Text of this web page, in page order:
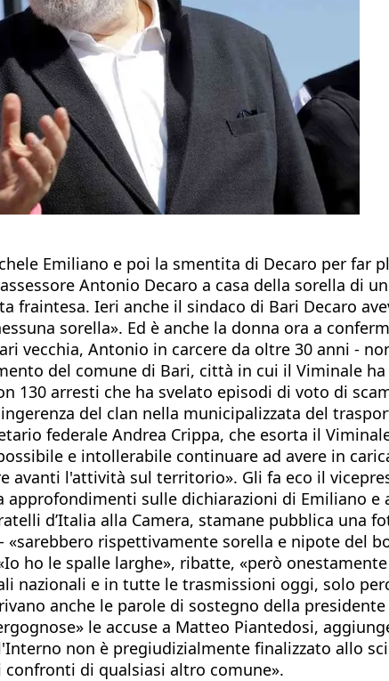
Emiliano e poi la smentita di Decaro per far
Antonio Decaro a casa della sorella di
fraintesa. Ieri anche il sindaco di Bari Decaro
sorella». Ed è anche la donna ora a
vecchia, Antonio in carcere da oltre 30 anni -
del comune di Bari, città in cui il Viminale
130 arresti che ha svelato episodi di voto di
del clan nella municipalizzata del
federale Andrea Crippa, che esorta il
e intollerabile continuare ad avere in
avanti l'attività sul territorio». Gli fa eco il
approfondimenti sulle dichiarazioni di Emiliano
d’Italia alla Camera, stamane pubblica una
rispettivamente sorella e nipote del
ho le spalle larghe», ribatte, «però
nazionali e in tutte le trasmissioni oggi, solo
anche le parole di sostegno della
le accuse a Matteo Piantedosi,
non è pregiudizialmente finalizzato allo
di qualsiasi altro comune».